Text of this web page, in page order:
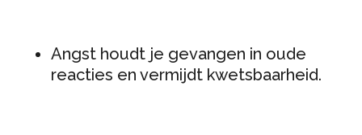
Angst houdt je gevangen in oude
reacties en vermijdt kwetsbaarheid.